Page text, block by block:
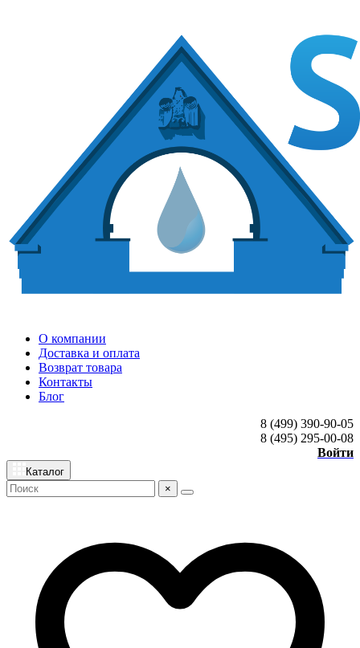
О компании
Доставка и оплата
Возврат товара
Контакты
Блог
8 (499) 390-90-05
8 (495) 295-00-08
Войти
Каталог
×